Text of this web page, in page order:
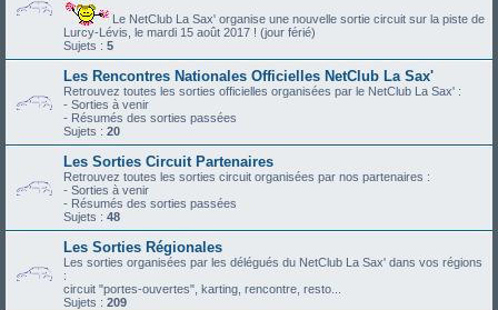
Le NetClub La Sax' organise une nouvelle sortie circuit sur la piste de
Lurcy-Lévis, le mardi 15 août 2017 ! (jour férié)
Sujets : 5
Les Rencontres Nationales Officielles NetClub La Sax'
Retrouvez toutes les sorties officielles organisées par le NetClub La Sax' :
- Sorties à venir
- Résumés des sorties passées
Sujets : 20
Les Sorties Circuit Partenaires
Retrouvez toutes les sorties circuit organisées par nos partenaires :
- Sorties à venir
- Résumés des sorties passées
Sujets : 48
Les Sorties Régionales
Les sorties organisées par les délégués du NetClub La Sax' dans vos régions
:
circuit "portes-ouvertes", karting, rencontre, resto...
Sujets : 209